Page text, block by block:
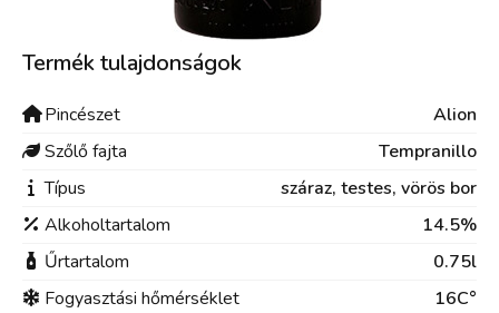
Termék tulajdonságok
Pincészet
Alion
Szőlő fajta
Tempranillo
Típus
száraz, testes, vörös bor
Alkoholtartalom
14.5%
Űrtartalom
0.75l
Fogyasztási hőmérséklet
16C°